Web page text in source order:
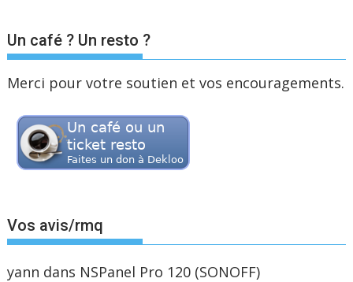
Un café ? Un resto ?
Merci pour votre soutien et vos encouragements.
Vos avis/rmq
yann dans NSPanel Pro 120 (SONOFF)